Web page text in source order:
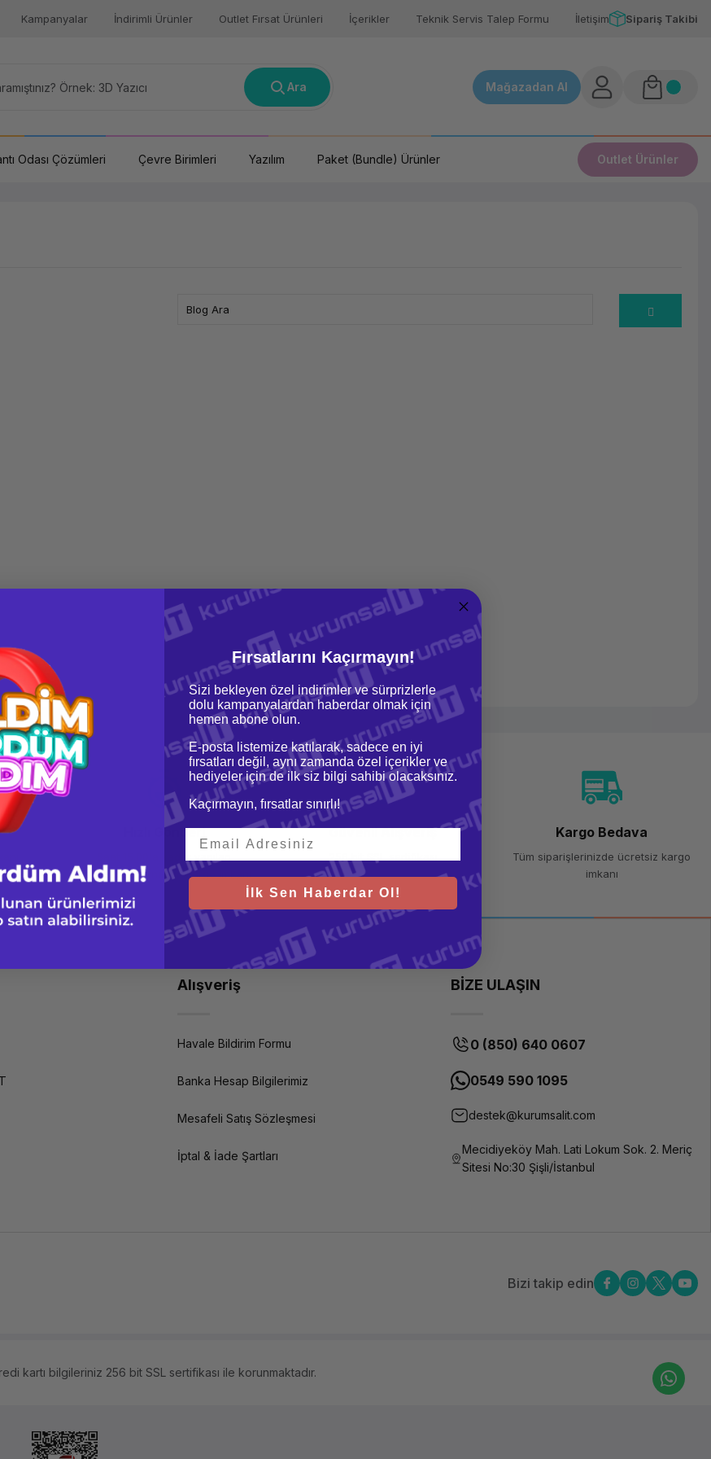
Kampanyalar İndirimli Ürünler Outlet Fırsat Ürünleri İçerikler Teknik Servis Talep Formu İletişim Sipariş Takibi
Ara Mağazadan Al
Odası Çözümleri Çevre Birimleri Yazılım Paket (Bundle) Ürünler Outlet Ürünler
Hızlı Gönderi
siparişlerde aynı gün kargo imkanı
Güvenli Alışveriş Kargo Bedava
Tüm siparişlerinizde ücretsiz kargo
imkanı
Alışveriş
Havale Bildirim Formu
Banka Hesap Bilgilerimiz
Mesafeli Satış Sözleşmesi
İptal & İade Şartları
BİZE ULAŞIN
0 (850) 640 0607
0549 590 1095
destek@kurumsalit.com
Mecidiyeköy Mah. Lati Lokum Sok. 2. Meriç
Sitesi No:30 Şişli/İstanbul
Bizi takip edin
kartı bilgileriniz 256 bit SSL sertifikası ile korunmaktadır.
Fırsatlarını Kaçırmayın!
Sizi bekleyen özel indirimler ve sürprizlerle
dolu kampanyalardan haberdar olmak için
hemen abone olun.
E-posta listemize katılarak, sadece en iyi
fırsatları değil, aynı zamanda özel içerikler ve
hediyeler için de ilk siz bilgi sahibi olacaksınız.
Kaçırmayın, fırsatlar sınırlı!
İlk Sen Haberdar Ol!